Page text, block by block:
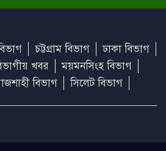
চট্টগ্রাম বিভাগ
ঢাকা বিভাগ
খবর
ময়মনসিংহ বিভাগ
বিভাগ সিলেট বিভাগ